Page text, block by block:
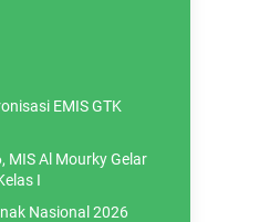
EMIS GTK
MIS Al Mourky Gelar
I
Nasional 2026